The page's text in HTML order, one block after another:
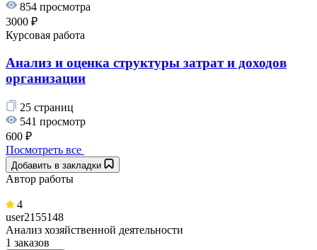
854 просмотра
3000 ₽
Курсовая работа
Анализ и оценка структуры затрат и доходов
организации
25 страниц
541 просмотр
600 ₽
Посмотреть все
Добавить в закладки
Автор работы
4
user2155148
Анализ хозяйственной деятельности
1 заказов